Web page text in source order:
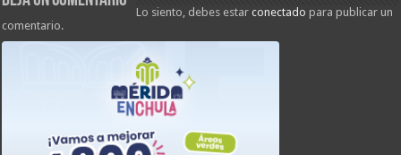
Lo siento, debes estarconectado para publicar un
comentario.